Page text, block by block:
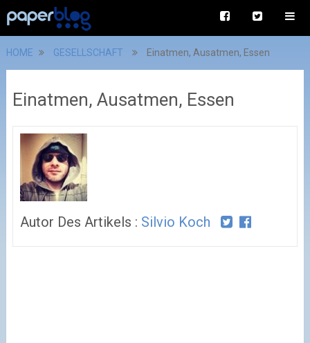
HOME GESELLSCHAFT Einatmen, Ausatmen, Essen
Einatmen, Ausatmen, Essen
Autor Des Artikels : Silvio Koch